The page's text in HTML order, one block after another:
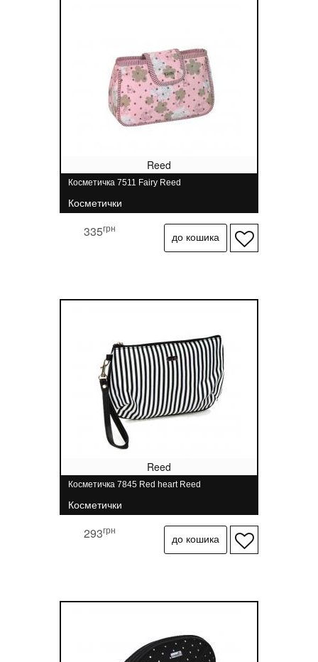
Reed
Косметичка 7511 Fairy Reed
Косметички
335грн
Reed
Косметичка 7845 Red heart Reed
Косметички
293грн